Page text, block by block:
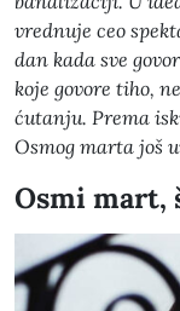
vrednuje ceo
dan kada sve
koje govore tiho,
ćutanju. Prema
Osmog marta još
Osmi mart,